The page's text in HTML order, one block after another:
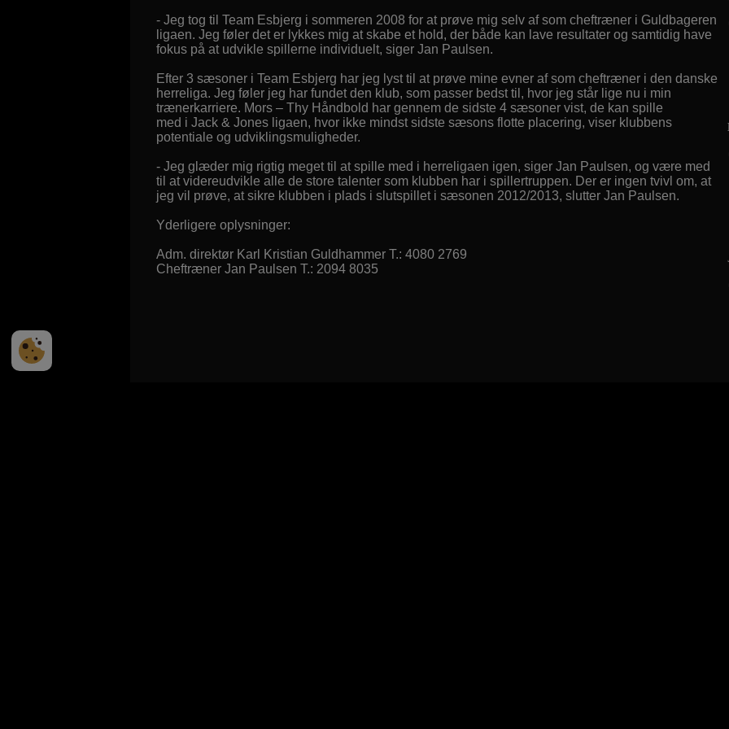
- Jeg tog til Team Esbjerg i sommeren 2008 for at prøve mig selv af som cheftræner i Guldbageren
ligaen. Jeg føler det er lykkes mig at skabe et hold, der både kan lave resultater og samtidig have
fokus på at udvikle spillerne individuelt, siger Jan Paulsen.
Efter 3 sæsoner i Team Esbjerg har jeg lyst til at prøve mine evner af som cheftræner i den danske
herreliga. Jeg føler jeg har fundet den klub, som passer bedst til, hvor jeg står lige nu i min
trænerkarriere. Mors – Thy Håndbold har gennem de sidste 4 sæsoner vist, de kan spille
med i Jack & Jones ligaen, hvor ikke mindst sidste sæsons flotte placering, viser klubbens
potentiale og udviklingsmuligheder.
- Jeg glæder mig rigtig meget til at spille med i herreligaen igen, siger Jan Paulsen, og være med
til at videreudvikle alle de store talenter som klubben har i spillertruppen. Der er ingen tvivl om, at
jeg vil prøve, at sikre klubben i plads i slutspillet i sæsonen 2012/2013, slutter Jan Paulsen.
Yderligere oplysninger:
Adm. direktør Karl Kristian Guldhammer T.: 4080 2769
Cheftræner Jan Paulsen T.: 2094 8035